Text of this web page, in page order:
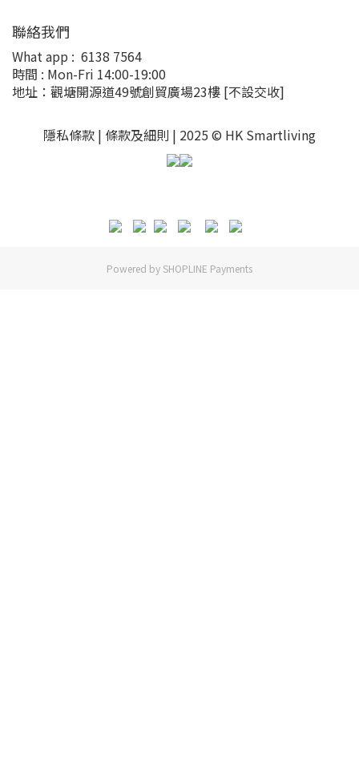
聯絡我們
What app : 6138 7564
時間 : Mon-Fri 14:00-19:00
地址：觀塘開源道49號創貿廣場23樓 [不設交收]
隱私條款 | 條款及細則 | 2025 © HK Smartliving
Powered by SHOPLINE Payments